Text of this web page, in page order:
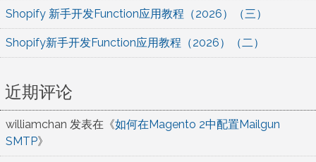
Shopify 新手开发Function应用教程（2026）（三）
Shopify新手开发Function应用教程（2026）（二）
近期评论
williamchan 发表在《如何在Magento 2中配置Mailgun
SMTP》